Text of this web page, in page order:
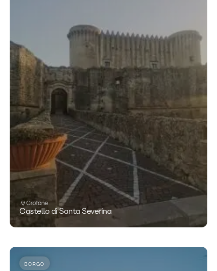
Crotone
Castello di Santa Severina
BORGO